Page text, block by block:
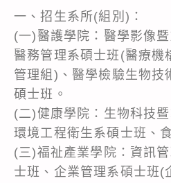
一、招生系所(組別)：
(一)醫護學院：醫學影像
醫務管理系碩士班(醫療機
管理組)、醫學檢驗生物技
碩士班。
(二)健康學院：生物科技
環境工程衛生系碩士班、
(三)福祉產業學院：資訊
士班、企業管理系碩士班(